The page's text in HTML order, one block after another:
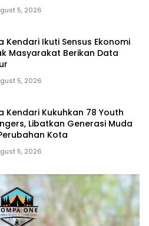
5, 2026
Kendari Ikuti Sensus Ekonomi
Masyarakat Berikan Data
5, 2026
Kendari Kukuhkan 78 Youth
Libatkan Generasi Muda
Kota
5, 2026